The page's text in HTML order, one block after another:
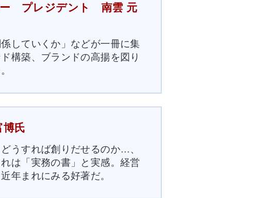
ー プレジデント 南雲 元
していくか」などが一冊に集
構築、ブランドの高揚を図り
博氏
うすれば創りだせるのか…、
は「実務の書」と実感。経営
年まれにみる好著だ。